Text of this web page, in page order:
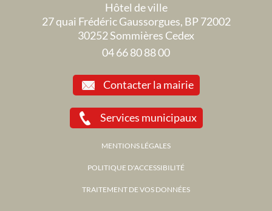
Hôtel de ville
27 quai Frédéric Gaussorgues, BP 72002
30252 Sommières Cedex
04 66 80 88 00
Contacter la mairie
Services municipaux
MENTIONS LÉGALES
POLITIQUE D'ACCESSIBILITÉ
TRAITEMENT DE VOS DONNÉES